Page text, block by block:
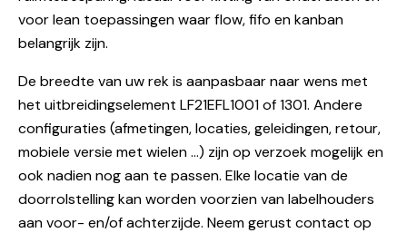
voor lean toepassingen waar flow, fifo en kanban
belangrijk zijn.
De breedte van uw rek is aanpasbaar naar wens met
het uitbreidingselement LF21EFL1001 of 1301. Andere
configuraties (afmetingen, locaties, geleidingen, retour,
mobiele versie met wielen …) zijn op verzoek mogelijk en
ook nadien nog aan te passen. Elke locatie van de
doorrolstelling kan worden voorzien van labelhouders
aan voor- en/of achterzijde. Neem gerust contact op